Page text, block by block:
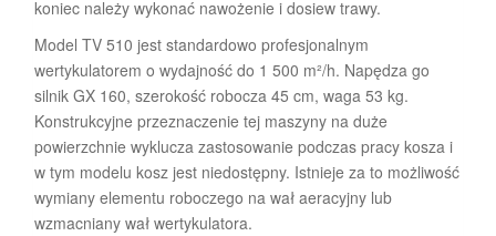
koniec należy wykonać nawożenie i dosiew trawy.
Model TV 510 jest standardowo profesjonalnym
wertykulatorem o wydajność do 1 500 m²/h. Napędza go
silnik GX 160, szerokość robocza 45 cm, waga 53 kg.
Konstrukcyjne przeznaczenie tej maszyny na duże
powierzchnie wyklucza zastosowanie podczas pracy kosza i
w tym modelu kosz jest niedostępny. Istnieje za to możliwość
wymiany elementu roboczego na wał aeracyjny lub
wzmacniany wał wertykulatora.